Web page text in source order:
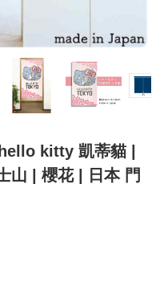
kitty 凱蒂貓 |
山 | 櫻花 | 日本 門